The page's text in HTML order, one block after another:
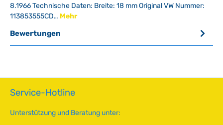
8.1966 Technische Daten: Breite: 18 mm Original VW Nummer:
113853555CD… Mehr
Bewertungen
Service-Hotline
Unterstützung und Beratung unter: